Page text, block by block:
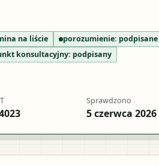
na liście porozumienie: podpisane
konsultacyjny: podpisany
Sprawdzono
5 czerwca 2026